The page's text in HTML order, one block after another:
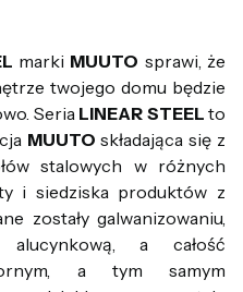
marki MUUTO sprawi, że
twojego domu będzie
Seria LINEAR STEEL to
MUUTO składająca się z
stalowych w różnych
i siedziska produktów z
zostały galwanizowaniu,
a całość
a tym samym